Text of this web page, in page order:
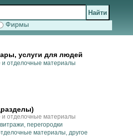
Фирмы
услуги для людей
и отделочные материалы
и отделочные материалы
перегородки
материалы, другое